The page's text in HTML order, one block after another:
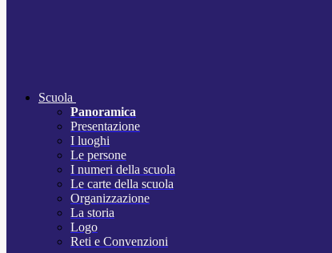
Scuola
Panoramica
Presentazione
I luoghi
Le persone
I numeri della scuola
Le carte della scuola
Organizzazione
La storia
Logo
Reti e Convenzioni